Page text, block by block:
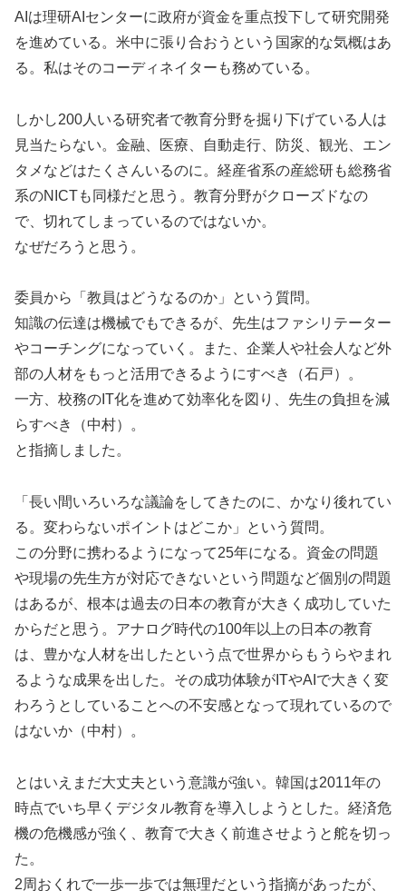
AIは理研AIセンターに政府が資金を重点投下して研究開発
を進めている。米中に張り合おうという国家的な気概はあ
る。私はそのコーディネイターも務めている。
しかし200人いる研究者で教育分野を掘り下げている人は
見当たらない。金融、医療、自動走行、防災、観光、エン
タメなどはたくさんいるのに。経産省系の産総研も総務省
系のNICTも同様だと思う。教育分野がクローズドなの
で、切れてしまっているのではないか。
なぜだろうと思う。
委員から「教員はどうなるのか」という質問。
知識の伝達は機械でもできるが、先生はファシリテーター
やコーチングになっていく。また、企業人や社会人など外
部の人材をもっと活用できるようにすべき（石戸）。
一方、校務のIT化を進めて効率化を図り、先生の負担を減
らすべき（中村）。
と指摘しました。
「長い間いろいろな議論をしてきたのに、かなり後れてい
る。変わらないポイントはどこか」という質問。
この分野に携わるようになって25年になる。資金の問題
や現場の先生方が対応できないという問題など個別の問題
はあるが、根本は過去の日本の教育が大きく成功していた
からだと思う。アナログ時代の100年以上の日本の教育
は、豊かな人材を出したという点で世界からもうらやまれ
るような成果を出した。その成功体験がITやAIで大きく変
わろうとしていることへの不安感となって現れているので
はないか（中村）。
とはいえまだ大丈夫という意識が強い。韓国は2011年の
時点でいち早くデジタル教育を導入しようとした。経済危
機の危機感が強く、教育で大きく前進させようと舵を切っ
た。
2周おくれで一歩一歩では無理だという指摘があったが、